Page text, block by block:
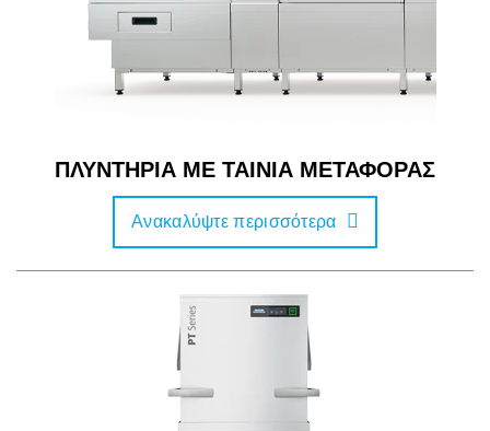
ΠΛΥΝΤΗΡΙΑ ΜΕ ΤΑΙΝΙΑ ΜΕΤΑΦΟΡΑΣ
Ανακαλύψτε περισσότερα